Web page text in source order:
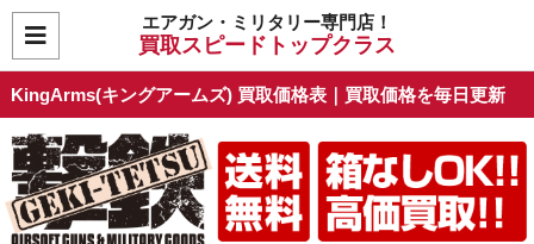
エアガン・ミリタリー専門店！
買取スピードトップクラス
KingArms(キングアームズ) 買取価格表｜買取価格を毎日更新